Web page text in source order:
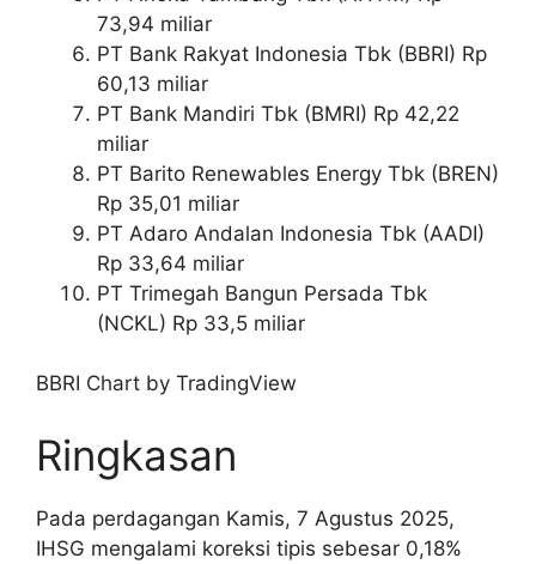
73,94 miliar
PT Bank Rakyat Indonesia Tbk (BBRI) Rp
60,13 miliar
PT Bank Mandiri Tbk (BMRI) Rp 42,22
miliar
PT Barito Renewables Energy Tbk (BREN)
Rp 35,01 miliar
PT Adaro Andalan Indonesia Tbk (AADI)
Rp 33,64 miliar
PT Trimegah Bangun Persada Tbk
(NCKL) Rp 33,5 miliar
BBRI Chart by TradingView
Ringkasan
Pada perdagangan Kamis, 7 Agustus 2025,
IHSG mengalami koreksi tipis sebesar 0,18%